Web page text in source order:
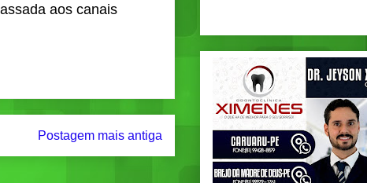
aos canais
Postagem mais antiga